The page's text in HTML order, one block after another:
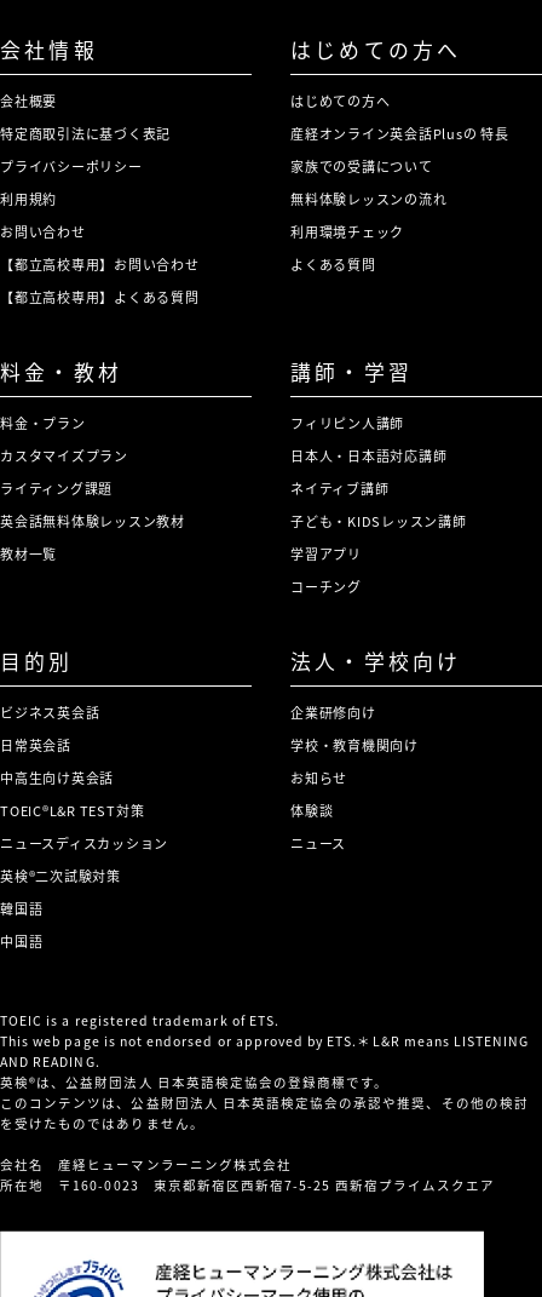
会社情報
会社概要
特定商取引法に基づく表記
プライバシーポリシー
利用規約
お問い合わせ
【都立高校専用】お問い合わせ
【都立高校専用】よくある質問
はじめての方へ
はじめての方へ
産経オンライン英会話Plusの 特長
家族での受講について
無料体験レッスンの流れ
利用環境チェック
よくある質問
料金・教材
料金・プラン
カスタマイズプラン
ライティング課題
英会話無料体験レッスン教材
教材一覧
講師・学習
フィリピン人講師
日本人・日本語対応講師
ネイティブ講師
子ども・KIDSレッスン講師
学習アプリ
コーチング
目的別
ビジネス英会話
日常英会話
中高生向け英会話
TOEIC®L&R TEST対策
ニュースディスカッション
英検®二次試験対策
韓国語
中国語
法人・学校向け
企業研修向け
学校・教育機関向け
お知らせ
体験談
ニュース
TOEIC is a registered trademark of ETS.
This web page is not endorsed or approved by ETS.＊L&R means LISTENING
AND READING.
英検®は、公益財団法人 日本英語検定協会の登録商標です。
このコンテンツは、公益財団法人 日本英語検定協会の承認や推奨、その他の検討
を受けたものではありません。
会社名 産経ヒューマンラーニング株式会社
所在地 〒160-0023 東京都新宿区西新宿7-5-25 西新宿プライムスクエア